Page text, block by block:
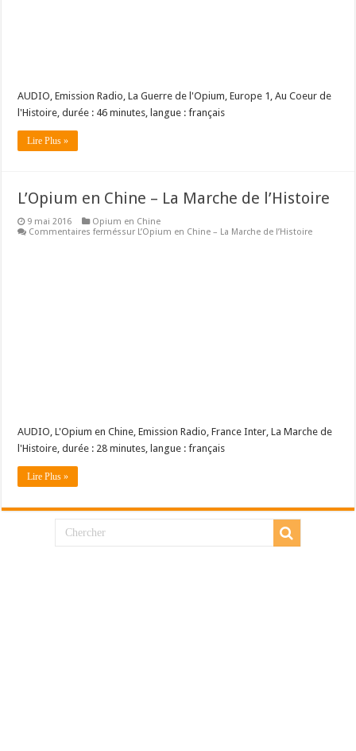
AUDIO, Emission Radio, La Guerre de l'Opium, Europe 1, Au Coeur de
l'Histoire, durée : 46 minutes, langue : français
Lire Plus »
L’Opium en Chine – La Marche de l’Histoire
9 mai 2016
Opium en Chine
Commentaires ferméssur L’Opium en Chine – La Marche de l’Histoire
AUDIO, L'Opium en Chine, Emission Radio, France Inter, La Marche de
l'Histoire, durée : 28 minutes, langue : français
Lire Plus »